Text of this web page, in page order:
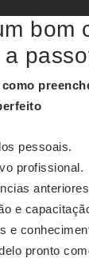
bom
como
pessoais.
profissional.
e
e
pronto